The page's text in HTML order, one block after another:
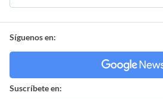
Síguenos en:
Suscríbete en: